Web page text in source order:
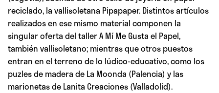
reciclado, la vallisoletana Pipapaper. Distintos artículos
realizados en ese mismo material componen la
singular oferta del taller A Mí Me Gusta el Papel,
también vallisoletano; mientras que otros puestos
entran en el terreno de lo lúdico-educativo, como los
puzles de madera de La Moonda (Palencia) y las
marionetas de Lanita Creaciones (Valladolid).